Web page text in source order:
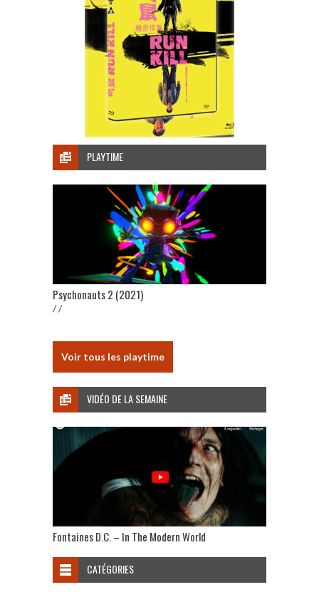
PLAYTIME
Psychonauts 2 (2021)
/ /
Voir tous les playtime
VIDÉO DE LA SEMAINE
Fontaines D.C. – In The Modern World
CATÉGORIES